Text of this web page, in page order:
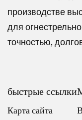
производстве
для
точностью,
быстрые ссылки
Карта сайта